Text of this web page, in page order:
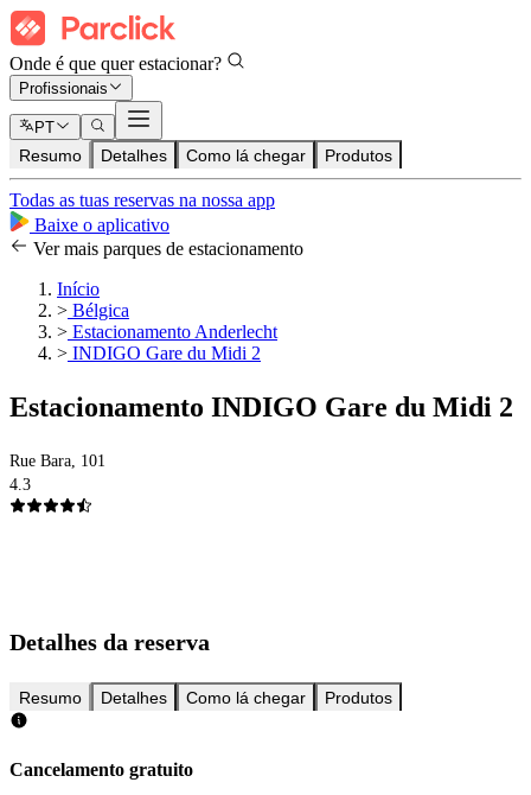
Onde é que quer estacionar?
Profissionais
PT
Resumo Detalhes Como lá chegar Produtos
Todas as tuas reservas na nossa app
Baixe o aplicativo
Ver mais parques de estacionamento
Início
> Bélgica
> Estacionamento Anderlecht
> INDIGO Gare du Midi 2
Estacionamento INDIGO Gare du Midi 2
Rue Bara, 101
4.3
Detalhes da reserva
Resumo Detalhes Como lá chegar Produtos
Cancelamento gratuito